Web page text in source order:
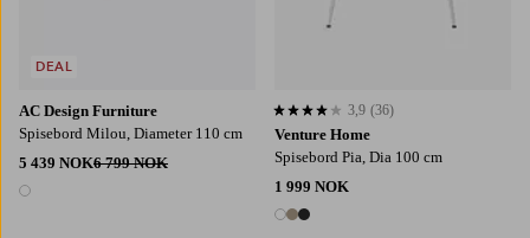
AC Design Furniture
Spisebord Milou, Diameter 110 cm
5 439 NOK6 799 NOK
1 farge
DEAL
Venture Home
Spisebord Pia, Dia 100 cm
1 999 NOK
3 farger
3,9 basert på 36 karaktergivninger
3,9 (36)